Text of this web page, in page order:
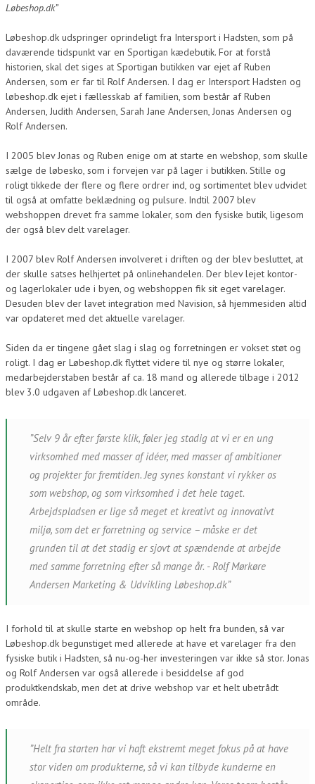
Løbeshop.dk”
Løbeshop.dk udspringer oprindeligt fra Intersport i Hadsten, som på
daværende tidspunkt var en Sportigan kædebutik. For at forstå
historien, skal det siges at Sportigan butikken var ejet af Ruben
Andersen, som er far til Rolf Andersen. I dag er Intersport Hadsten og
løbeshop.dk ejet i fællesskab af familien, som består af Ruben
Andersen, Judith Andersen, Sarah Jane Andersen, Jonas Andersen og
Rolf Andersen.
I 2005 blev Jonas og Ruben enige om at starte en webshop, som skulle
sælge de løbesko, som i forvejen var på lager i butikken. Stille og
roligt tikkede der flere og flere ordrer ind, og sortimentet blev udvidet
til også at omfatte beklædning og pulsure. Indtil 2007 blev
webshoppen drevet fra samme lokaler, som den fysiske butik, ligesom
der også blev delt varelager.
I 2007 blev Rolf Andersen involveret i driften og der blev besluttet, at
der skulle satses helhjertet på onlinehandelen. Der blev lejet kontor-
og lagerlokaler ude i byen, og webshoppen fik sit eget varelager.
Desuden blev der lavet integration med Navision, så hjemmesiden altid
var opdateret med det aktuelle varelager.
Siden da er tingene gået slag i slag og forretningen er vokset støt og
roligt. I dag er Løbeshop.dk flyttet videre til nye og større lokaler,
medarbejderstaben består af ca. 18 mand og allerede tilbage i 2012
blev 3.0 udgaven af Løbeshop.dk lanceret.
”Selv 9 år efter første klik, føler jeg stadig at vi er en ung
virksomhed med masser af idéer, med masser af ambitioner
og projekter for fremtiden. Jeg synes konstant vi rykker os
som webshop, og som virksomhed i det hele taget.
Arbejdspladsen er lige så meget et kreativt og innovativt
miljø, som det er forretning og service – måske er det
grunden til at det stadig er sjovt at spændende at arbejde
med samme forretning efter så mange år. - Rolf Mørkøre
Andersen Marketing & Udvikling Løbeshop.dk”
I forhold til at skulle starte en webshop op helt fra bunden, så var
Løbeshop.dk begunstiget med allerede at have et varelager fra den
fysiske butik i Hadsten, så nu-og-her investeringen var ikke så stor. Jonas
og Rolf Andersen var også allerede i besiddelse af god
produktkendskab, men det at drive webshop var et helt ubetrådt
område.
”Helt fra starten har vi haft ekstremt meget fokus på at have
stor viden om produkterne, så vi kan tilbyde kunderne en